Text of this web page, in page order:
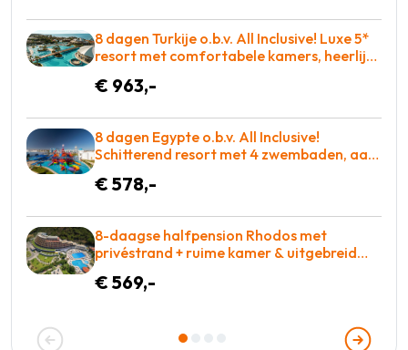
8 dagen Turkije o.b.v. All Inclusive! Luxe 5*
resort met comfortabele kamers, heerlijk
€ 963,-
8 dagen Egypte o.b.v. All Inclusive!
Schitterend resort met 4 zwembaden, aan
GENIETEN
€ 578,-
8-daagse halfpension Rhodos met
privéstrand + ruime kamer & uitgebreid
voor €569!
€ 569,-